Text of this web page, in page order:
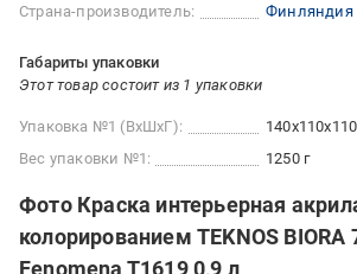
Страна-производитель:
Финляндия
Габариты упаковки
Этот товар состоит из 1 упаковки
Упаковка №1 (ВхШхГ):
Вес упаковки №1:
1250 г
Фото Краска интерьерная
колорированием TEKNOS
Fenomena T1619 0,9 л